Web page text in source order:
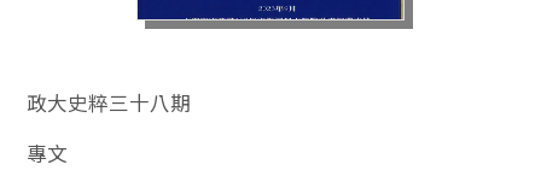
政大史粹三十八期
專文